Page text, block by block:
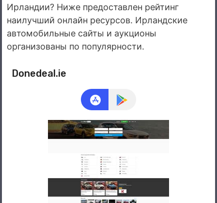
Ирландии? Ниже предоставлен рейтинг
наилучший онлайн ресурсов. Ирландские
автомобильные сайты и аукционы
организованы по популярности.
Donedeal.ie